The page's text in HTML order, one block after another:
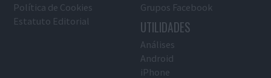
Política de Cookies
Estatuto Editorial
Grupos Facebook
UTILIDADES
Análises
Android
iPhone